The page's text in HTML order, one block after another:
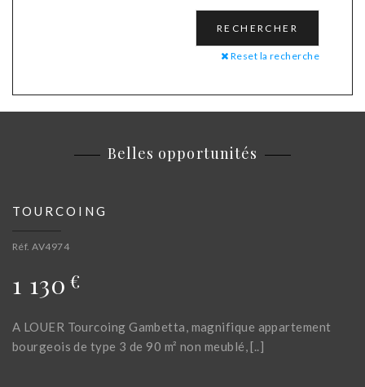
Reset la recherche
Belles opportunités
TOURCOING
Réf. AV4974
1 130 €
A LOUER Tourcoing Gambetta, magnifique appartement
bourgeois de type 3 de 90 m² non meublé, [..]